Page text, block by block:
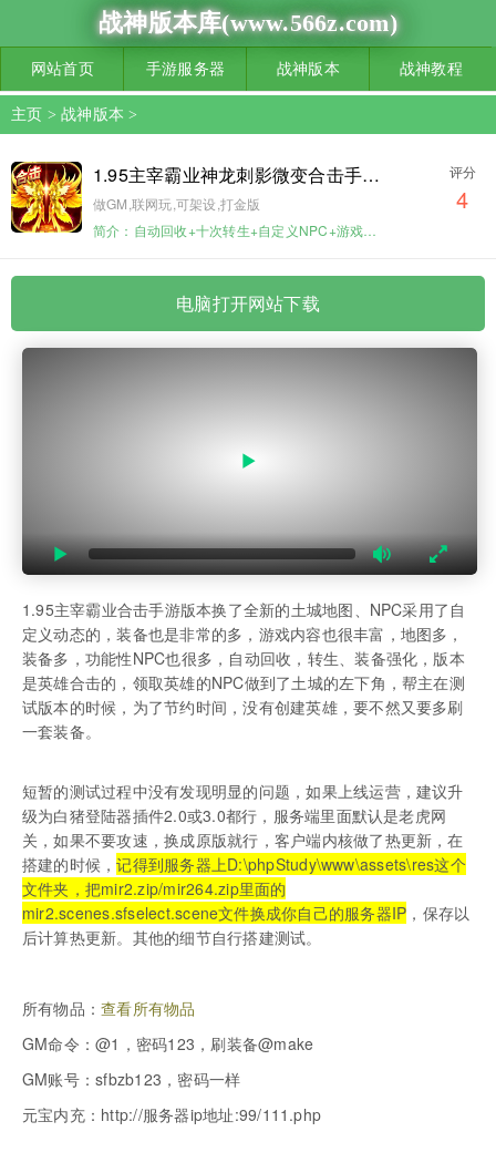
战神版本库(www.566z.com)
网站首页 手游服务器 战神版本 战神教程
主页 >战神版本 >
1.95主宰霸业神龙刺影微变合击手游版
做GM,联网玩,可架设,打金版
简介：自动回收+十次转生+自定义NPC+游戏丰富
评分
4
电脑打开网站下载
1.95主宰霸业合击手游版本换了全新的土城地图、NPC采用了自
定义动态的，装备也是非常的多，游戏内容也很丰富，地图多，
装备多，功能性NPC也很多，自动回收，转生、装备强化，版本
是英雄合击的，领取英雄的NPC做到了土城的左下角，帮主在测
试版本的时候，为了节约时间，没有创建英雄，要不然又要多刷
一套装备。
短暂的测试过程中没有发现明显的问题，如果上线运营，建议升
级为白猪登陆器插件2.0或3.0都行，服务端里面默认是老虎网
关，如果不要攻速，换成原版就行，客户端内核做了热更新，在
搭建的时候，记得到服务器上D:\phpStudy\www\assets\res这个
文件夹，把mir2.zip/mir264.zip里面的
mir2.scenes.sfselect.scene文件换成你自己的服务器IP ，保存以
后计算热更新。其他的细节自行搭建测试。
所有物品：查看所有物品
GM命令：@1，密码123，刷装备@make
GM账号：sfbzb123，密码一样
元宝内充：http://服务器ip地址:99/111.php